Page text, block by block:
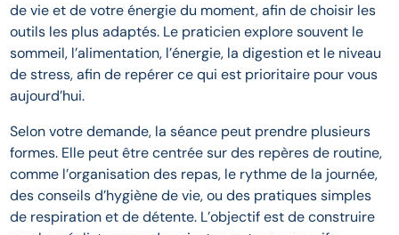
de vie et de votre énergie du moment, afin de choisir les
outils les plus adaptés. Le praticien explore souvent le
sommeil, l’alimentation, l’énergie, la digestion et le niveau
de stress, afin de repérer ce qui est prioritaire pour vous
aujourd’hui.
Selon votre demande, la séance peut prendre plusieurs
formes. Elle peut être centrée sur des repères de routine,
comme l’organisation des repas, le rythme de la journée,
des conseils d’hygiène de vie, ou des pratiques simples
de respiration et de détente. L’objectif est de construire